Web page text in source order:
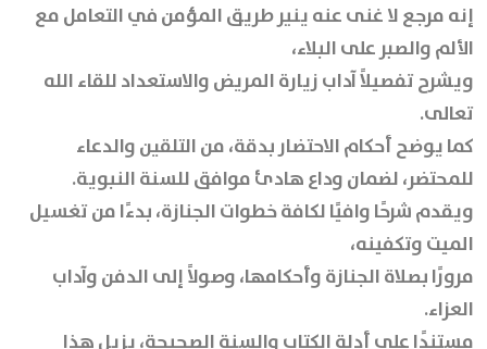
إنه مرجع لا غنى عنه ينير طريق المؤمن في التعامل مع
الألم والصبر على البلاء،
ويشرح تفصيلاً آداب زيارة المريض والاستعداد للقاء الله
تعالى.
كما يوضح أحكام الاحتضار بدقة، من التلقين والدعاء
للمحتضر، لضمان وداع هادئ موافق للسنة النبوية.
ويقدم شرحًا وافيًا لكافة خطوات الجنازة، بدءًا من تغسيل
الميت وتكفينه،
مرورًا بصلاة الجنازة وأحكامها، وصولاً إلى الدفن وآداب
العزاء.
مستندًا على أدلة الكتاب والسنة الصحيحة، يزيل هذا